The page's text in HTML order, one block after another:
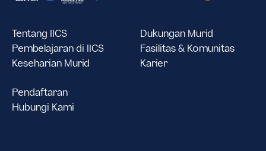
Tentang IICS
Pembelajaran di IICS
Keseharian Murid
Dukungan Murid
Fasilitas & Komunitas
Karier
Pendaftaran
Hubungi Kami